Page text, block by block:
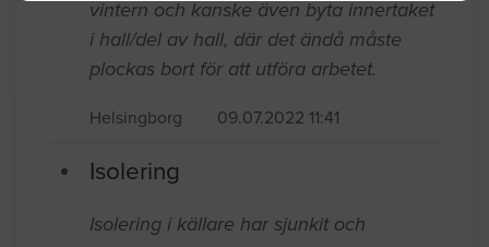
taket ovanför isoleringen, vilket gör att
dessa fryser vid minusgrader. Skulle
behöva hjälp att få dessa säkrade inför
i hall/del av hall, där det ändå måste
plockas bort för att utföra arbetet.